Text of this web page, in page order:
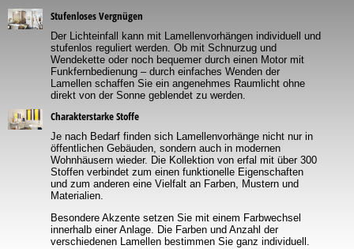
Stufenloses Vergnügen
Der Lichteinfall kann mit Lamellenvorhängen individuell und
stufenlos reguliert werden. Ob mit Schnurzug und
Wendekette oder noch bequemer durch einen Motor mit
Funkfernbedienung – durch einfaches Wenden der
Lamellen schaffen Sie ein angenehmes Raumlicht ohne
direkt von der Sonne geblendet zu werden.
Charakterstarke Stoffe
Je nach Bedarf finden sich Lamellenvorhänge nicht nur in
öffentlichen Gebäuden, sondern auch in modernen
Wohnhäusern wieder. Die Kollektion von erfal mit über 300
Stoffen verbindet zum einen funktionelle Eigenschaften
und zum anderen eine Vielfalt an Farben, Mustern und
Materialien.
Besondere Akzente setzen Sie mit einem Farbwechsel
innerhalb einer Anlage. Die Farben und Anzahl der
verschiedenen Lamellen bestimmen Sie ganz individuell.